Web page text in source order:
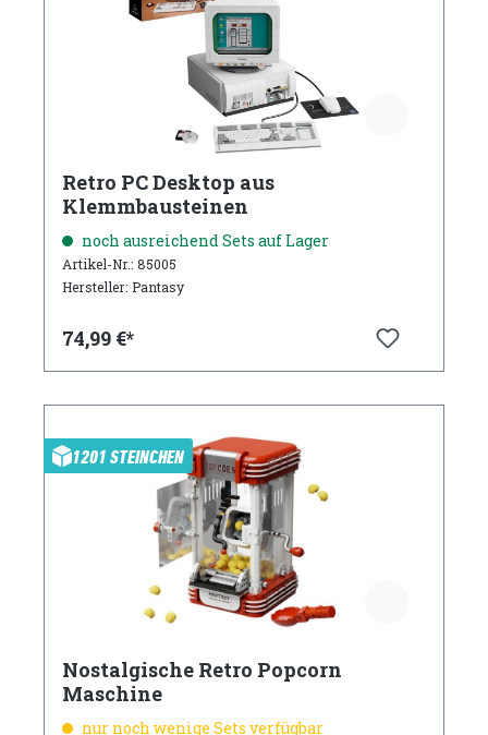
Retro PC Desktop aus
Klemmbausteinen
noch ausreichend Sets auf Lager
Artikel-Nr.: 85005
Hersteller: Pantasy
74,99 €*
1201 STEINCHEN
Nostalgische Retro Popcorn
Maschine
nur noch wenige Sets verfügbar